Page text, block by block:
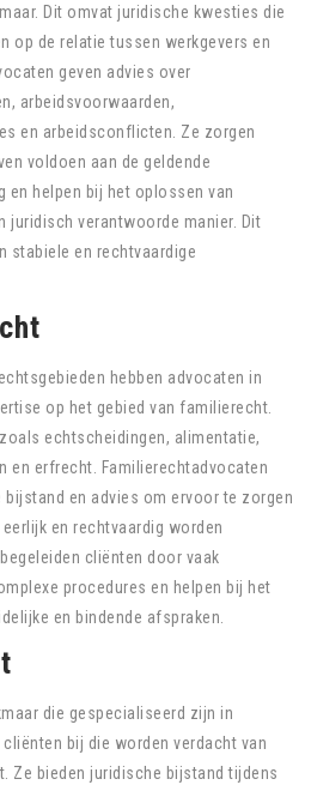
Dit omvat juridische kwesties die
op de relatie tussen werkgevers en
geven advies over
arbeidsvoorwaarden,
en arbeidsconflicten. Ze zorgen
voldoen aan de geldende
en helpen bij het oplossen van
juridisch verantwoorde manier. Dit
stabiele en rechtvaardige
hebben advocaten in
op het gebied van familierecht.
echtscheidingen, alimentatie,
en erfrecht. Familierechtadvocaten
bijstand en advies om ervoor te zorgen
en rechtvaardig worden
cliënten door vaak
procedures en helpen bij het
en bindende afspraken.
die gespecialiseerd zijn in
bij die worden verdacht van
Ze bieden juridische bijstand tijdens